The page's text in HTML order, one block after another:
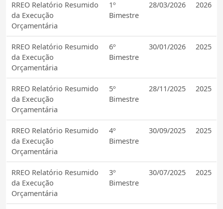
RREO Relatório Resumido
da Execução
Orçamentária
1º
Bimestre
28/03/2026 2026
RREO Relatório Resumido
da Execução
Orçamentária
6º
Bimestre
30/01/2026 2025
RREO Relatório Resumido
da Execução
Orçamentária
5º
Bimestre
28/11/2025 2025
RREO Relatório Resumido
da Execução
Orçamentária
4º
Bimestre
30/09/2025 2025
RREO Relatório Resumido
da Execução
Orçamentária
3º
Bimestre
30/07/2025 2025